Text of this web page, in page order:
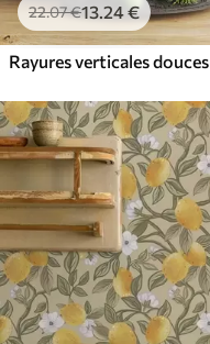
22.07€13.24€
Rayures verticales douces